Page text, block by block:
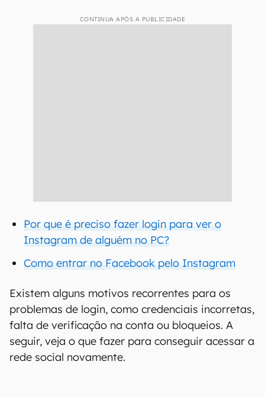
CONTINUA APÓS A PUBLICIDADE
Por que é preciso fazer login para ver o
Instagram de alguém no PC?
Como entrar no Facebook pelo Instagram
Existem alguns motivos recorrentes para os
problemas de login, como credenciais incorretas,
falta de verificação na conta ou bloqueios. A
seguir, veja o que fazer para conseguir acessar a
rede social novamente.